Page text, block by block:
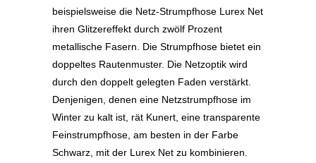
beispielsweise die Netz-Strumpfhose Lurex Net
ihren Glitzereffekt durch zwölf Prozent
metallische Fasern. Die Strumpfhose bietet ein
doppeltes Rautenmuster. Die Netzoptik wird
durch den doppelt gelegten Faden verstärkt.
Denjenigen, denen eine Netzstrumpfhose im
Winter zu kalt ist, rät Kunert, eine transparente
Feinstrumpfhose, am besten in der Farbe
Schwarz, mit der Lurex Net zu kombinieren.